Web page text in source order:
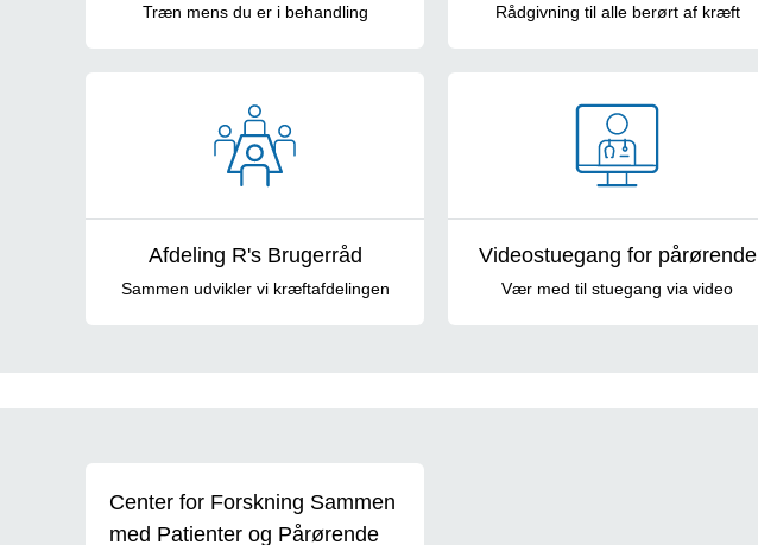
Træn mens du er i behandling Rådgivning til alle berørt af kræft
Afdeling R's Brugerråd
Sammen udvikler vi kræftafdelingen
Videostuegang for pårørende
Vær med til stuegang via video
Center for Forskning Sammen
med Patienter og Pårørende